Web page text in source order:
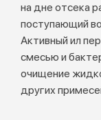
на дне отсека
поступающий
Активный ил
смесью и
очищение
других